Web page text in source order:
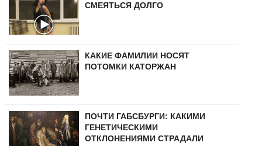
СМЕЯТЬСЯ ДОЛГО
КАКИЕ ФАМИЛИИ НОСЯТ
ПОТОМКИ КАТОРЖАН
ПОЧТИ ГАБСБУРГИ: КАКИМИ
ГЕНЕТИЧЕСКИМИ
ОТКЛОНЕНИЯМИ СТРАДАЛИ